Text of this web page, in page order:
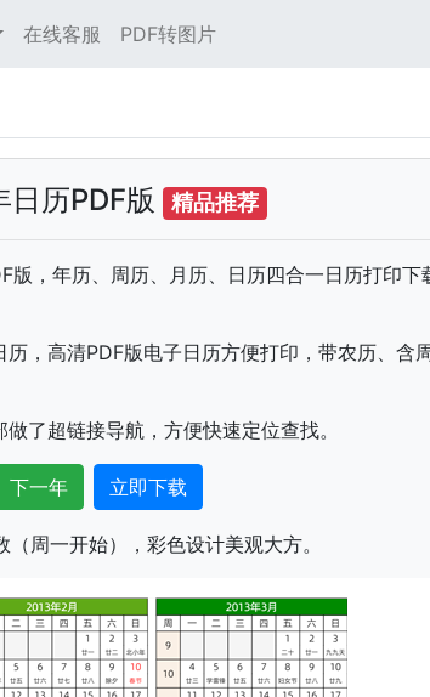
在线客服 PDF转图片
历PDF版 精品推荐
，年历、周历、月历、日历四合一日历打印下
，高清PDF版电子日历方便打印，带农历、含
了超链接导航，方便快速定位查找。
下一年 立即下载
周一开始），彩色设计美观大方。